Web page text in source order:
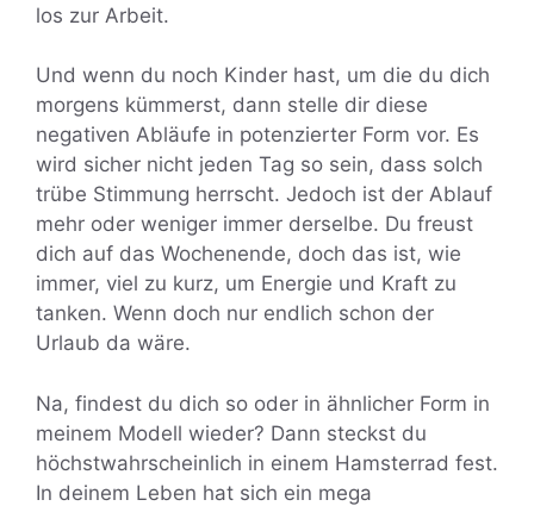
los zur Arbeit.
Und wenn du noch Kinder hast, um die du dich
morgens kümmerst, dann stelle dir diese
negativen Abläufe in potenzierter Form vor. Es
wird sicher nicht jeden Tag so sein, dass solch
trübe Stimmung herrscht. Jedoch ist der Ablauf
mehr oder weniger immer derselbe. Du freust
dich auf das Wochenende, doch das ist, wie
immer, viel zu kurz, um Energie und Kraft zu
tanken. Wenn doch nur endlich schon der
Urlaub da wäre.
Na, findest du dich so oder in ähnlicher Form in
meinem Modell wieder? Dann steckst du
höchstwahrscheinlich in einem Hamsterrad fest.
In deinem Leben hat sich ein mega